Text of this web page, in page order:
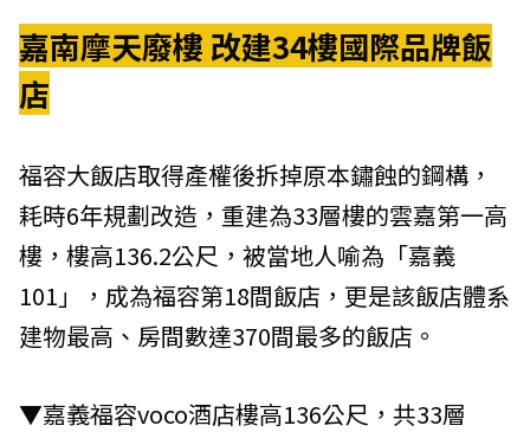
嘉南摩天廢樓 改建34樓國際品牌飯
店
福容大飯店取得產權後拆掉原本鏽蝕的鋼構，
耗時6年規劃改造，重建為33層樓的雲嘉第一高
樓，樓高136.2公尺，被當地人喻為「嘉義
101」，成為福容第18間飯店，更是該飯店體系
建物最高、房間數達370間最多的飯店。
▼嘉義福容voco酒店樓高136公尺，共33層